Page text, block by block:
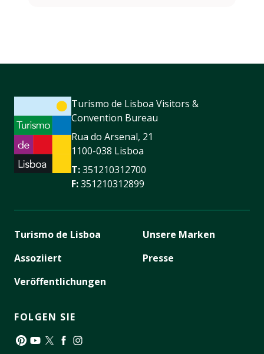
Turismo de Lisboa Visitors &
Convention Bureau
Rua do Arsenal, 21
1100-038 Lisboa
T:351210312700
F:351210312899
Turismo de Lisboa
Assoziiert
Veröffentlichungen
Unsere Marken
Presse
FOLGEN SIE